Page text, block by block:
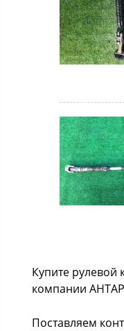
Купите рулевой
компании
Поставляем